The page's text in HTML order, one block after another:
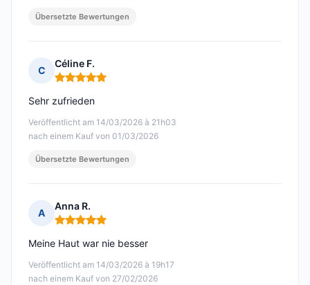
Übersetzte Bewertungen
C
Céline F.
Hinweis: 5 von 5
Veröffentlicht am 14/03/2026 à 21h03
nach einem Kauf von 01/03/2026
Sehr zufrieden
Übersetzte Bewertungen
A
Anna R.
Hinweis: 5 von 5
Veröffentlicht am 14/03/2026 à 19h17
nach einem Kauf von 27/02/2026
Meine Haut war nie besser